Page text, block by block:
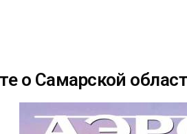
о Самарской